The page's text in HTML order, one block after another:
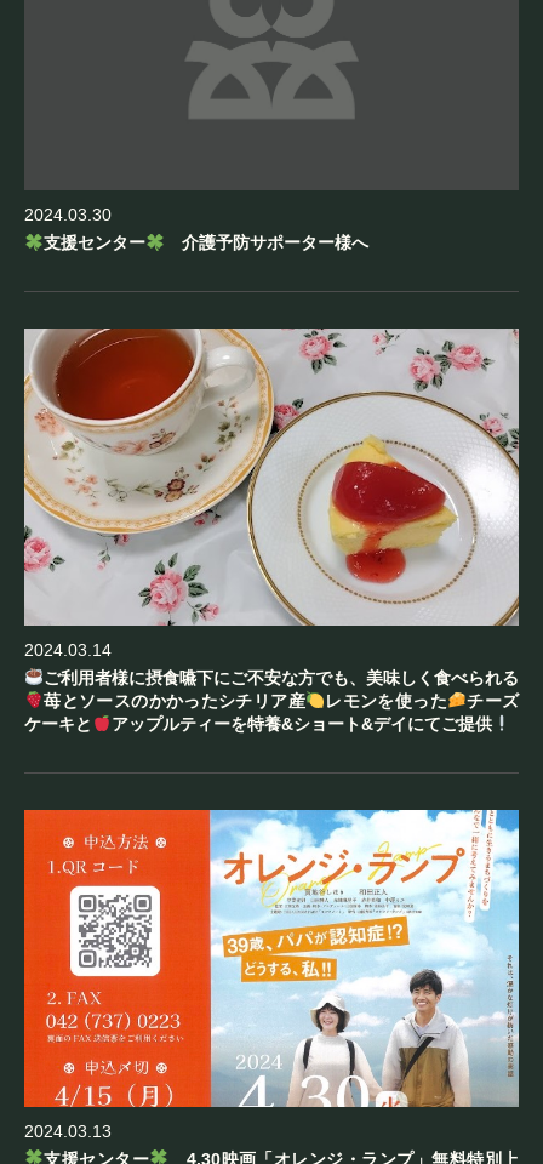
2024.03.30
支援センター
介護予防サポーター様へ
2024.03.14
ご利用者様に摂食嚥下にご不安な方でも、美味しく食べられる
苺とソースのかかったシチリア産
レモンを使った
チーズ
ケーキと
アップルティーを特養&ショート&デイにてご提供
2024.03.13
支援センター
4.30映画「オレンジ・ランプ」無料特別上